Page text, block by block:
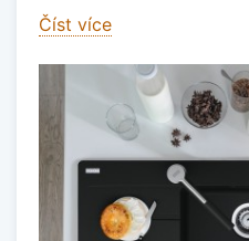
Číst více